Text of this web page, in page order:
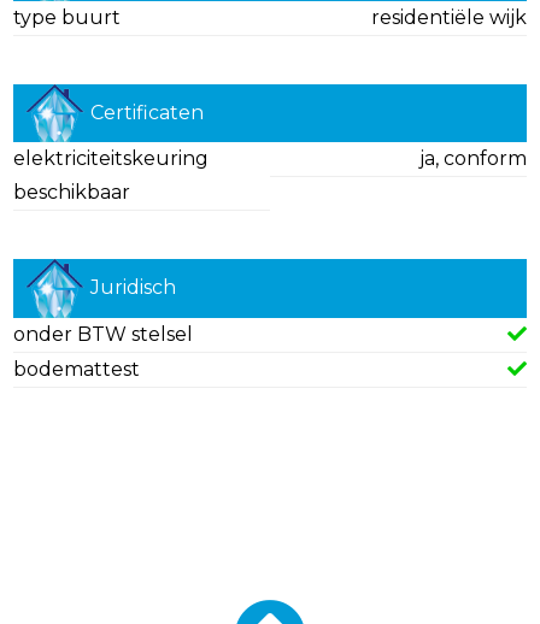
type buurt residentiële wijk
Certificaten
elektriciteitskeuring
beschikbaar
ja, conform
Juridisch
onder BTW stelsel
bodemattest